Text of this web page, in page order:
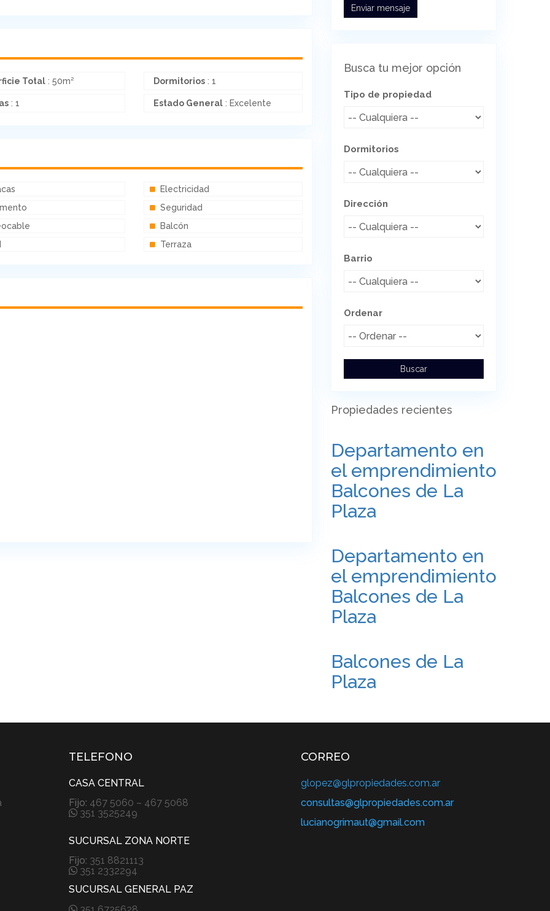
Total : 50m² Dormitorios: 1
: 1 Estado General: Excelente
Electricidad
Seguridad
Balcón
Terraza
Enviar mensaje
Busca tu mejor opción
Tipo de propiedad
Dormitorios
Dirección
Barrio
Ordenar
Buscar
Propiedades recientes
Departamento en
el emprendimiento
Balcones de La
Plaza
Departamento en
el emprendimiento
Balcones de La
Plaza
Balcones de La
Plaza
TELEFONO
CASA CENTRAL
Fijo: 467 5060 – 467 5068
351 3525249
SUCURSAL ZONA NORTE
Fijo: 351 8821113
351 2332294
SUCURSAL GENERAL PAZ
CORREO
glopez@glpropiedades.com.ar
consultas@glpropiedades.com.ar
lucianogrimaut@gmail.com